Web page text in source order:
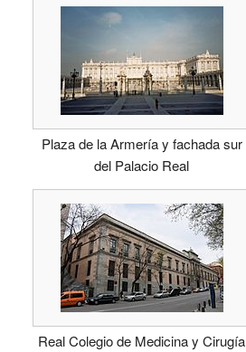
Plaza de la Armería y fachada sur
del Palacio Real
Real Colegio de Medicina y Cirugía